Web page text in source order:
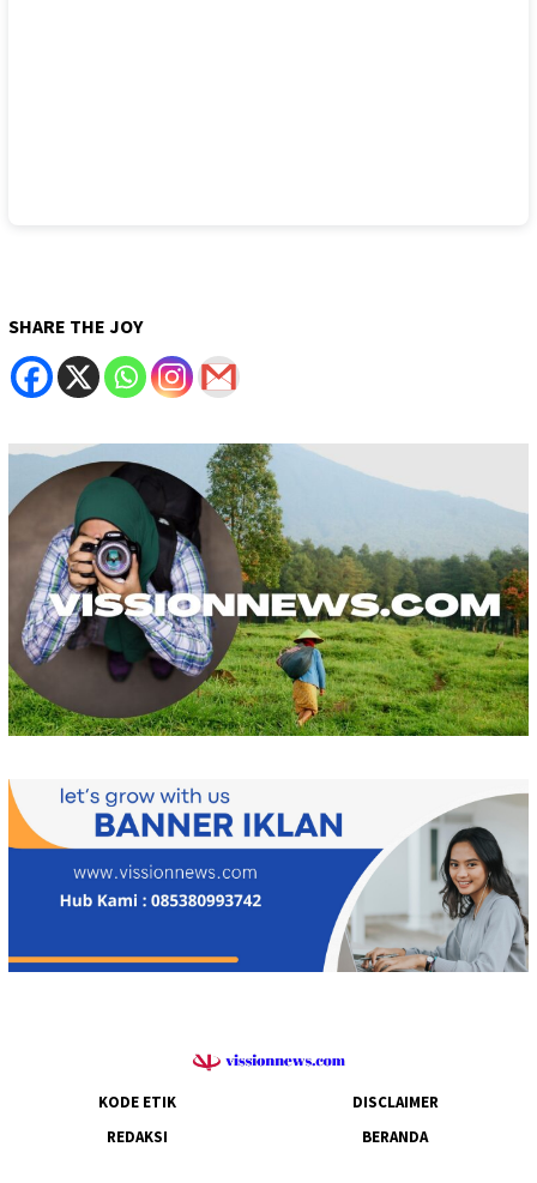
SHARE THE JOY
KODE ETIK
DISCLAIMER
REDAKSI
BERANDA